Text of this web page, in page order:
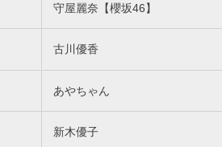
守屋麗奈【櫻坂46】
古川優香
あやちゃん
新木優子